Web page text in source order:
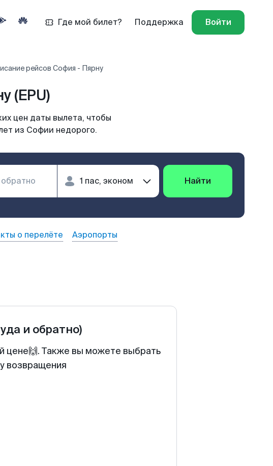
Где мой билет? Поддержка Войти
рейсов София - Пярну
(EPU)
цен даты вылета, чтобы
из Софии недорого.
Найти
о перелёте Аэропорты
и обратно)
цене🙌. Также вы можете выбрать
возвращения